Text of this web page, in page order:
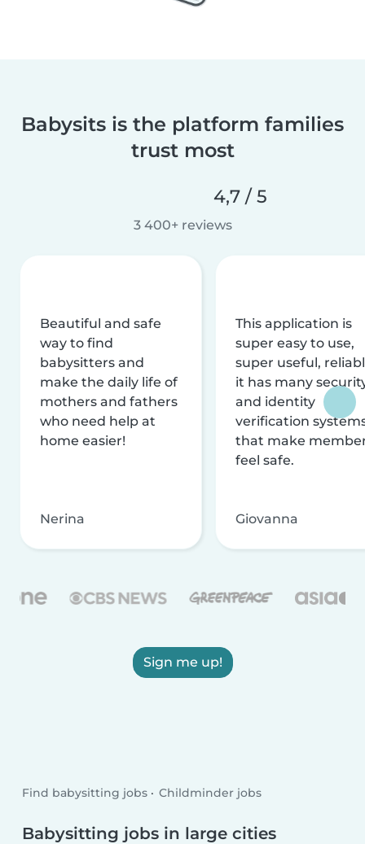
Babysits is the platform families
trust most
4,7 / 5
3 400+ reviews
Beautiful and safe
way to find
babysitters and
make the daily life of
mothers and fathers
who need help at
home easier!
Nerina
This application is
super easy to use,
super useful,
it has many
and identity
verification
that make
feel safe.
Giovanna
Sign me up!
Find babysitting jobs Childminder jobs
Babysitting jobs in large cities